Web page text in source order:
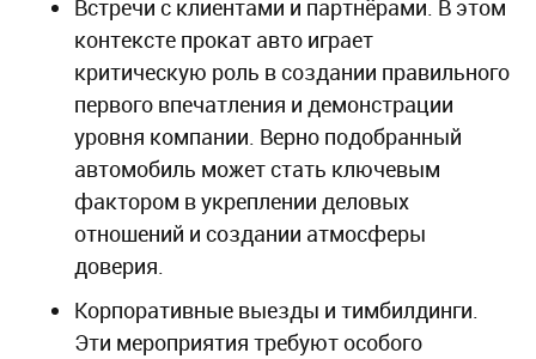
Встречи с клиентами и партнёрами. В этом
контексте прокат авто играет
критическую роль в создании правильного
первого впечатления и демонстрации
уровня компании. Верно подобранный
автомобиль может стать ключевым
фактором в укреплении деловых
отношений и создании атмосферы
доверия.
Корпоративные выезды и тимбилдинги.
Эти мероприятия требуют особого